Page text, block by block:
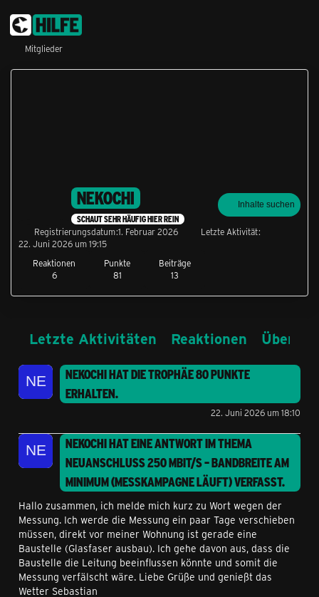
Mitglieder
NEKOCHI
SCHAUT SEHR HÄUFIG HIER REIN
Reaktionen
6
Punkte
81
Beiträge
13
Inhalte suchen
Registrierungsdatum 1. Februar 2026
Letzte Aktivität
22. Juni 2026 um 19:15
Letzte Aktivitäten Reaktionen Über
NEKOCHIHAT DIE TROPHÄE80 PUNKTE
ERHALTEN.
22. Juni 2026 um 18:10
NEKOCHIHAT EINE ANTWORT IM THEMA
NEUANSCHLUSS 250 MBIT/S – BANDBREITE AM
MINIMUM (MESSKAMPAGNE LÄUFT)VERFASST.
Hallo zusammen, ich melde mich kurz zu Wort wegen der
Messung. Ich werde die Messung ein paar Tage verschieben
müssen, direkt vor meiner Wohnung ist gerade eine
Baustelle (Glasfaser ausbau). Ich gehe davon aus, dass die
Baustelle die Leitung beeinflussen könnte und somit die
Messung verfälscht wäre. Liebe Grüße und genießt das
Wetter Sebastian